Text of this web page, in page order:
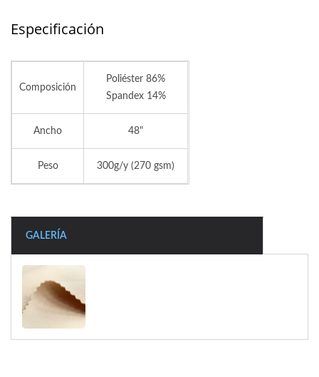
Especificación
Composición
Poliéster 86%
Spandex 14%
Ancho 48"
Peso 300g/y (270 gsm)
GALERÍA